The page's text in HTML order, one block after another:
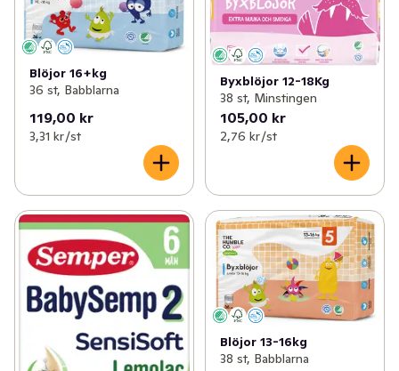
Blöjor 16+kg
36 st, Babblarna
119,00 kr
3,31 kr /st
Byxblöjor 12-18Kg
38 st, Minstingen
105,00 kr
2,76 kr /st
Blöjor 13-16kg
38 st, Babblarna